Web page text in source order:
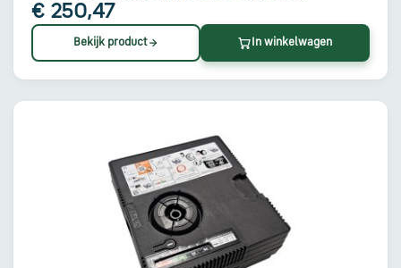
€ 250,47
Bekijk product In winkelwagen